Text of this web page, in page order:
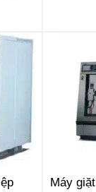
Máy